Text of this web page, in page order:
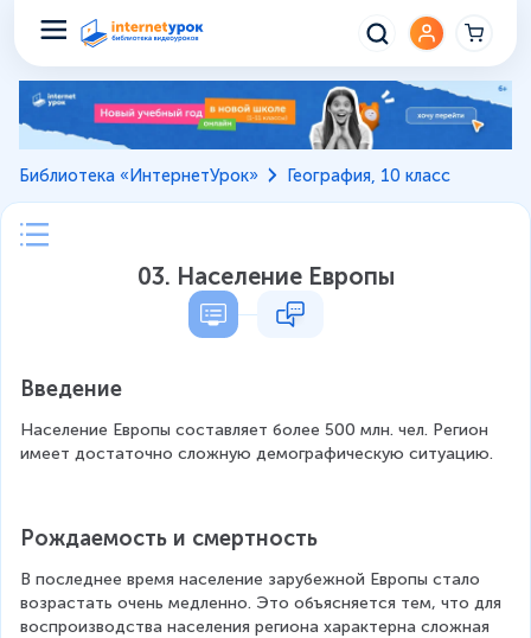
Библиотека «ИнтернетУрок» География, 10 класс
03. Население Европы
Введение
Население Европы составляет более 500 млн. чел. Регион
имеет достаточно сложную демографическую ситуацию.
Рождаемость и смертность
В последнее время население зарубежной Европы стало
возрастать очень медленно. Это объясняется тем, что для
воспроизводства населения региона характерна сложная